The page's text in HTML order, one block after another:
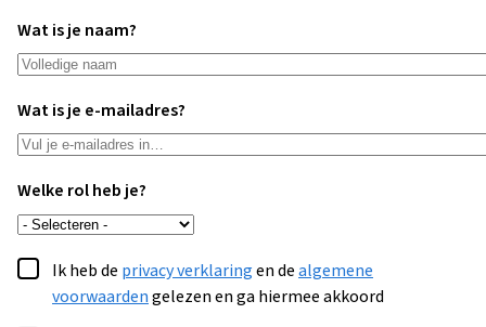
Wat is je naam?
Wat is je e-mailadres?
Welke rol heb je?
Ik heb de privacy verklaringen dealgemene
voorwaardengelezen en ga hiermee akkoord